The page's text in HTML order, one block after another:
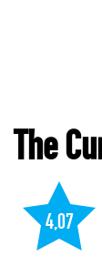
The
4,07